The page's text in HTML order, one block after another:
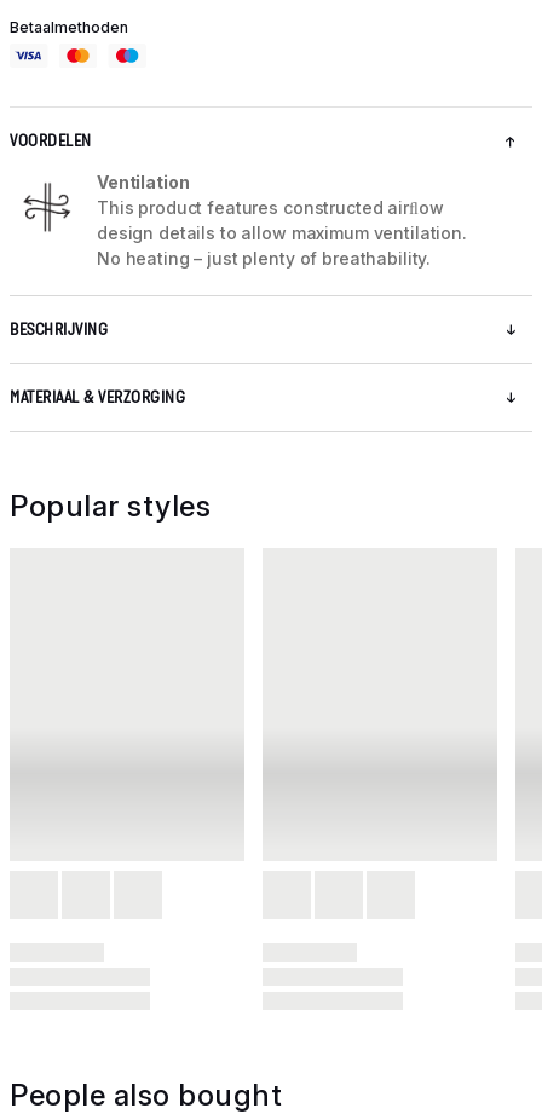
Betaalmethoden
VOORDELEN
Ventilation
This product features constructed airﬂow
design details to allow maximum ventilation.
No heating – just plenty of breathability.
BESCHRIJVING
MATERIAAL & VERZORGING
Popular styles
People also bought